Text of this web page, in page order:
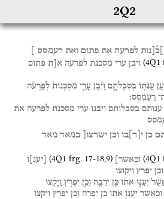
2Q2
כ֯[נות לפרעה את פתום ואת רעמסס
(4Q1 ויבן ערי מסכנת לפרעה א[ת פתום
עַנֹּת֖וֹ בְּסִבְלֹתָ֑ם וַיִּ֜בֶן עָרֵ֤י מִסְכְּנוֹת֙ לְפַרְעֹ֔ה
רַעַמְסֵֽס׃
ענותם בסבלותם ויבנו ערי מסכנת לפרעה את
כן י ר בו וכן ישרצו[ במאד מאד
(4Q1 וכאשר] (4Q1 frg. 17-18,9) יענ ו
וכן יפרץ ויקוצו
יְעַנּ֣וּ אֹת֔וֹ כֵּ֥ן יִרְבֶּ֖ה וְכֵ֣ן יִפְרֹ֑ץ וַיָּקֻ֕צוּ
וכאשר יענו אתו כן יפרה וכן יפרץ ויקצו